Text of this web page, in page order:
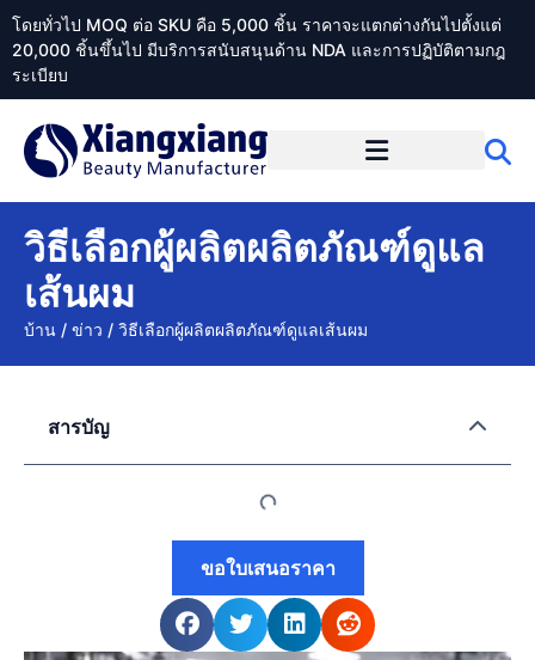
โดยทั่วไป MOQ ต่อ SKU คือ 5,000 ชิ้น ราคาจะแตกต่างกันไปตั้งแต่
20,000 ชิ้นขึ้นไป มีบริการสนับสนุนด้าน NDA และการปฏิบัติตามกฎ
ระเบียบ
วิธีเลือกผู้ผลิตผลิตภัณฑ์ดูแล
เส้นผม
บ้าน / ข่าว / วิธีเลือกผู้ผลิตผลิตภัณฑ์ดูแลเส้นผม
สารบัญ
ขอใบเสนอราคา